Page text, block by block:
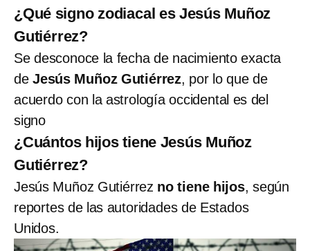
¿Qué signo zodiacal es Jesús Muñoz
Gutiérrez?
Se desconoce la fecha de nacimiento exacta
de Jesús Muñoz Gutiérrez, por lo que de
acuerdo con la astrología occidental es del
signo
¿Cuántos hijos tiene Jesús Muñoz
Gutiérrez?
Jesús Muñoz Gutiérrez no tiene hijos, según
reportes de las autoridades de Estados
Unidos.